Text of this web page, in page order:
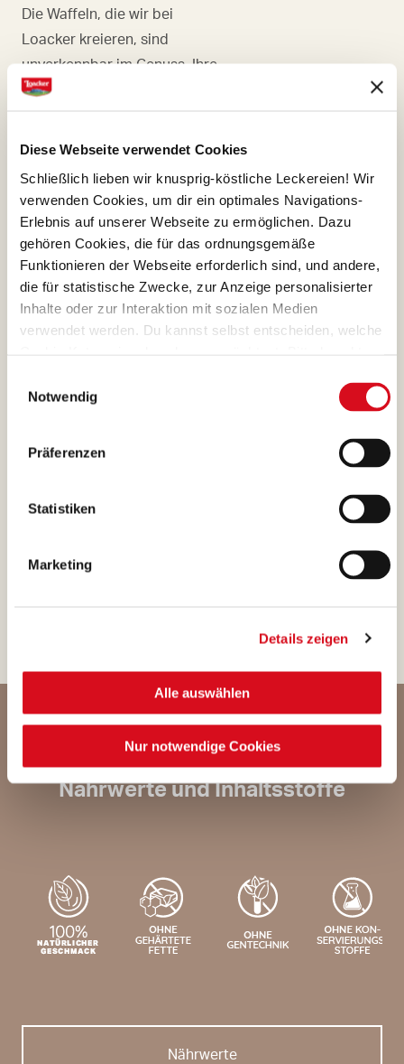
Diese Webseite verwendet Cookies
Schließlich lieben wir knusprig-köstliche Leckereien! Wir
verwenden Cookies, um dir ein optimales Navigations-
Erlebnis auf unserer Webseite zu ermöglichen. Dazu
gehören Cookies, die für das ordnungsgemäße
Funktionieren der Webseite erforderlich sind, und andere,
die für statistische Zwecke, zur Anzeige personalisierter
Inhalte oder zur Interaktion mit sozialen Medien
verwendet werden. Du kannst selbst entscheiden, welche
einige Funktionalitäten der Webseite möglicherweise
Notwendig
Präferenzen
Statistiken
Marketing
Details zeigen
Alle auswählen
Nur notwendige Cookies
Die Waffeln, die wir bei
Loacker kreieren, sind
unverkennbar im Genuss. Ihre
seit jeher sorgfältige
seines Sohnes Armin, Hüter
und respektvoller Veredler
des Originalrezepts.
Das Mahlen des Getreides
erfolgt traditionell in Mühlen
Niederlassungen, wo Luft
und Wasser rein und frisch
Qualitätsvorgaben erfüllt
Nährwerte und Inhaltsstoffe
Nährwerte